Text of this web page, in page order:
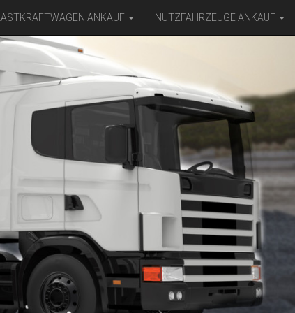
LASTKRAFTWAGEN ANKAUF NUTZFAHRZEUGE ANKAUF